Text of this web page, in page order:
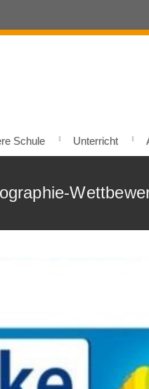
Schule Unterricht